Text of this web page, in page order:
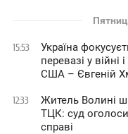
15:53
Україна
перевазі у війні
США – Євгеній
12:33
Житель Волині
ТЦК: суд
справі